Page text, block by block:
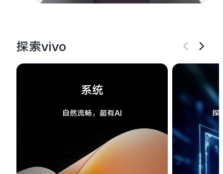
探索vivo
系统
自然流畅，超有AI 探